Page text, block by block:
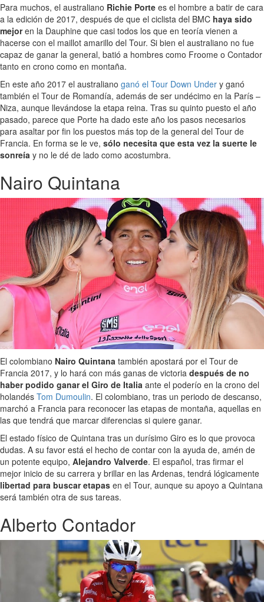
Para muchos, el australiano Richie Porte es el hombre a batir de cara
a la edición de 2017, después de que el ciclista del BMC haya sido
mejoren la Dauphine que casi todos los que en teoría vienen a
hacerse con el maillot amarillo del Tour. Si bien el australiano no fue
capaz de ganar la general, batió a hombres como Froome o Contador
tanto en crono como en montaña.
En este año 2017 el australiano ganó el Tour Down Under y ganó
también el Tour de Romandía, además de ser undécimo en la París –
Niza, aunque llevándose la etapa reina. Tras su quinto puesto el año
pasado, parece que Porte ha dado este año los pasos necesarios
para asaltar por fin los puestos más top de la general del Tour de
Francia. En forma se le ve, sólo necesita que esta vez la suerte le
sonreía y no le dé de lado como acostumbra.
Nairo Quintana
El colombiano Nairo Quintana también apostará por el Tour de
Francia 2017, y lo hará con más ganas de victoria después de no
haber podido ganar el Giro de Italia ante el poderío en la crono del
holandés Tom Dumoulin. El colombiano, tras un periodo de descanso,
marchó a Francia para reconocer las etapas de montaña, aquellas en
las que tendrá que marcar diferencias si quiere ganar.
El estado físico de Quintana tras un durísimo Giro es lo que provoca
dudas. A su favor está el hecho de contar con la ayuda de, amén de
un potente equipo, Alejandro Valverde. El español, tras firmar el
mejor inicio de su carrera y brillar en las Ardenas, tendrá lógicamente
libertad para buscar etapas en el Tour, aunque su apoyo a Quintana
será también otra de sus tareas.
Alberto Contador